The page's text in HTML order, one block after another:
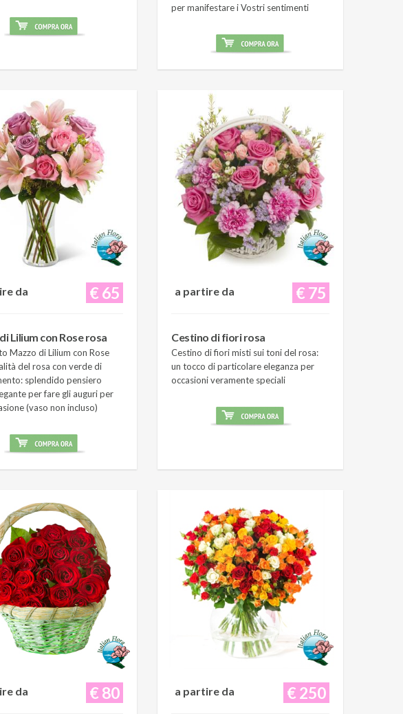
per manifestare i Vostri sentimenti
€ 65
da
Lilium con Rose rosa
Mazzo di Lilium con Rose
del rosa con verde di
splendido pensiero
per fare gli auguri per
(vaso non incluso)
€ 75
a partire da
Cestino di fiori rosa
Cestino di fiori misti sui toni del rosa:
un tocco di particolare eleganza per
occasioni veramente speciali
€ 80
da € 250
a partire da